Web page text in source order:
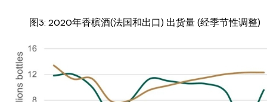
图3: 2020年香槟酒(法国和出口) 出货量 (经季节性调整)